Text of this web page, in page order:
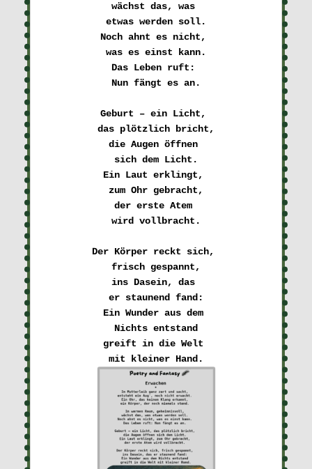
wächst das, was
etwas werden soll.
Noch ahnt es nicht,
was es einst kann.
Das Leben ruft:
Nun fängt es an.
Geburt – ein Licht,
das plötzlich bricht,
die Augen öffnen
sich dem Licht.
Ein Laut erklingt,
zum Ohr gebracht,
der erste Atem
wird vollbracht.
Der Körper reckt sich,
frisch gespannt,
ins Dasein, das
er staunend fand:
Ein Wunder aus dem
Nichts entstand
greift in die Welt